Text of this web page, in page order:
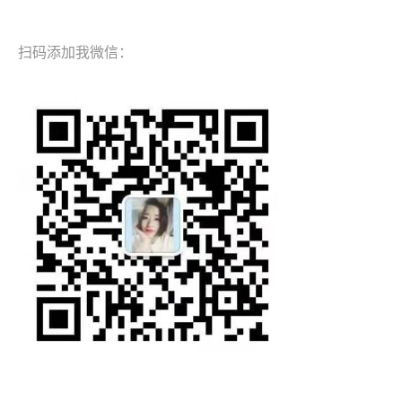
扫码添加我微信：